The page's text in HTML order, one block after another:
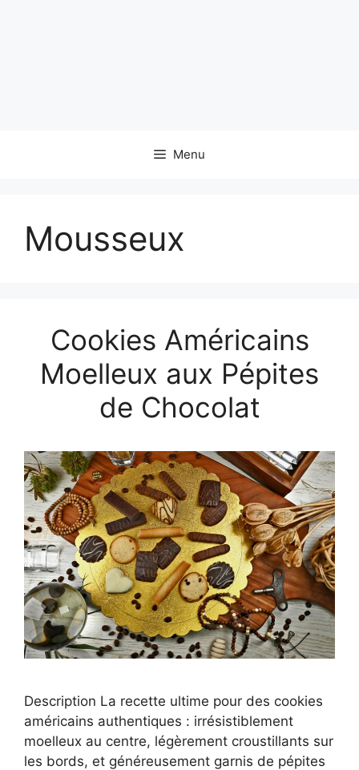
Menu
Mousseux
Cookies Américains
Moelleux aux Pépites
de Chocolat
Description La recette ultime pour des cookies
américains authentiques : irrésistiblement
moelleux au centre, légèrement croustillants sur
les bords, et généreusement garnis de pépites